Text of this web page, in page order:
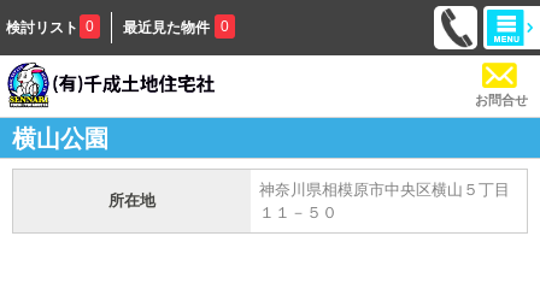
検討リスト 0 最近見た物件 0
お問合せ
横山公園
所在地
神奈川県相模原市中央区横山５丁目
１１－５０